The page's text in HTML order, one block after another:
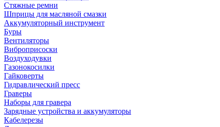
Стяжные ремни
Шприцы для масляной смазки
Аккумуляторный инструмент
Буры
Вентиляторы
Виброприсоски
Воздуходувки
Газонокосилки
Гайковерты
Гидравлический пресс
Граверы
Наборы для гравера
Зарядные устройства и аккумуляторы
Кабелерезы